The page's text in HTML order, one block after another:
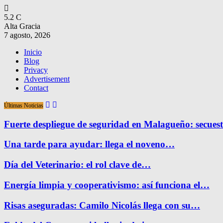
5.2 C
Alta Gracia
7 agosto, 2026
Inicio
Blog
Privacy
Advertisement
Contact
Últimas Noticias
Fuerte despliegue de seguridad en Malagueño:
Una tarde para ayudar: llega el noveno…
Día del Veterinario: el rol clave de…
Energía limpia y cooperativismo: así funciona el…
Risas aseguradas: Camilo Nicolás llega con su…